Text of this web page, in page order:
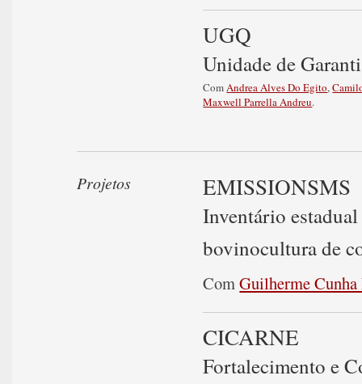
UGQ
Unidade de
ComAndrea Alves Do Egito,
Maxwell Parrella Andreu.
Projetos EMISSIONSMS
Inventário estadual
bovinocultura de
ComGuilherme
CICARNE
Fortalecimento e